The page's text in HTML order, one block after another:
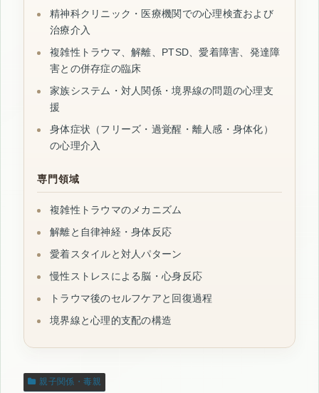
精神科クリニック・医療機関での心理検査および
治療介入
複雑性トラウマ、解離、PTSD、愛着障害、発達障
害との併存症の臨床
家族システム・対人関係・境界線の問題の心理支
援
身体症状（フリーズ・過覚醒・離人感・身体化）
の心理介入
専門領域
複雑性トラウマのメカニズム
解離と自律神経・身体反応
愛着スタイルと対人パターン
慢性ストレスによる脳・心身反応
トラウマ後のセルフケアと回復過程
境界線と心理的支配の構造
親子関係・毒親